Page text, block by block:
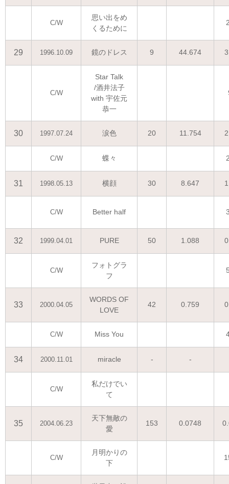
C/W
思い出をめ
くるために
29 1996.10.09 鏡のドレス 9 44.674
C/W
Star Talk
/酒井法子
with 宇佐元
恭一
30 1997.07.24 涙色 20 11.754
C/W 蝶々
31 1998.05.13 横顔 30 8.647
C/W Better half
32 1999.04.01 PURE 50 1.088
C/W
フォトグラ
フ
33 2000.04.05
WORDS OF
LOVE
42 0.759
C/W Miss You
34 2000.11.01 miracle - -
C/W
私だけでい
て
35 2004.06.23
天下無敵の
愛
153 0.0748
C/W
月明かりの
下